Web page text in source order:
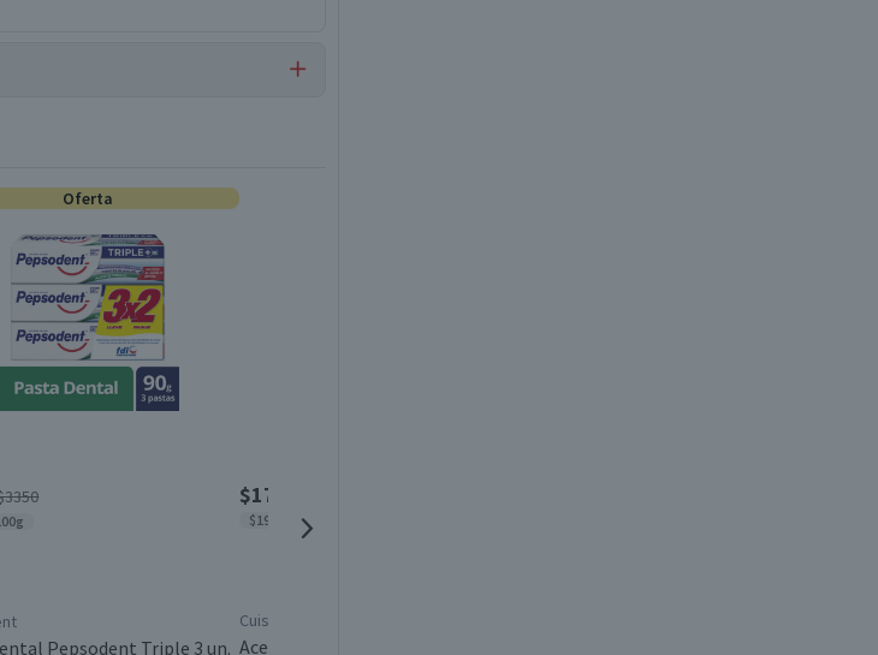
Oferta
Pepsodent Triple 3 un.
$1790
$1989 x lt
Cuisine & Co
Aceite Vegetal Libre de Colesterol